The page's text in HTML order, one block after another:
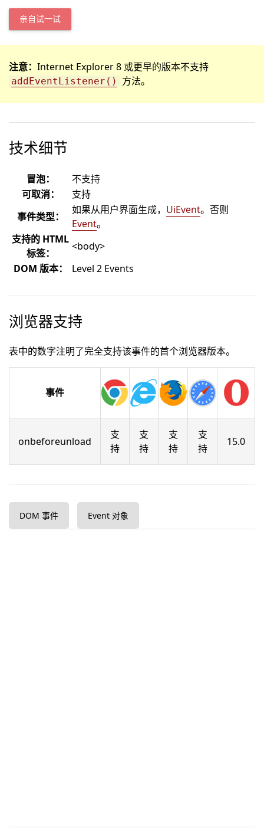
亲自试一试
注意： Internet Explorer 8 或更早的版本不支持
addEventListener() 方法。
技术细节
冒泡：
不支持
可取消：
支持
事件类型：
如果从用户界面生成， UiEvent。否则
Event。
支持的 HTML
标签：
<body>
DOM 版本：
Level 2 Events
浏览器支持
表中的数字注明了完全支持该事件的首个浏览器版本。
事件
onbeforeunload
支
持
支
持
支
持
支
持
15.0
DOM 事件 Event 对象